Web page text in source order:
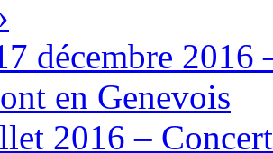
décembre
en Genevois
2016 –